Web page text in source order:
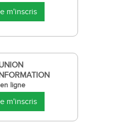
m'inscris
en ligne
m'inscris